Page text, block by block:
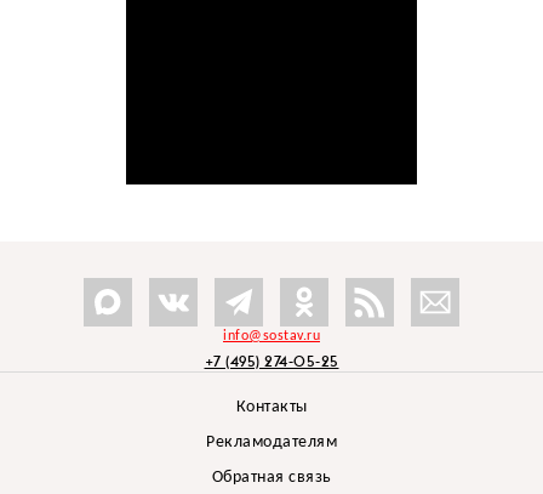
info@sostav.ru
+7 (495) 274-05-25
Контакты
Рекламодателям
Обратная связь